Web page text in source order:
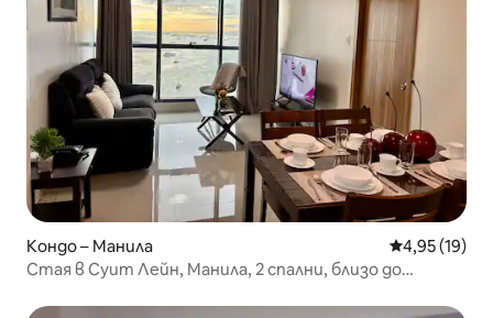
Кондо – Манила Средна
4,95 (19)
Стая в Суит Лейн, Манила, 2 спални, близо до